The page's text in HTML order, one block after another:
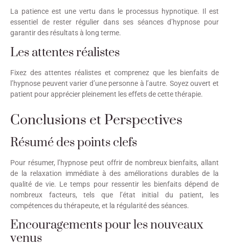
La patience est une vertu dans le processus hypnotique. Il est
essentiel de rester régulier dans ses séances d’hypnose pour
garantir des résultats à long terme.
Les attentes réalistes
Fixez des attentes réalistes et comprenez que les bienfaits de
l’hypnose peuvent varier d’une personne à l’autre. Soyez ouvert et
patient pour apprécier pleinement les effets de cette thérapie.
Conclusions et Perspectives
Résumé des points clefs
Pour résumer, l’hypnose peut offrir de nombreux bienfaits, allant
de la relaxation immédiate à des améliorations durables de la
qualité de vie. Le temps pour ressentir les bienfaits dépend de
nombreux facteurs, tels que l’état initial du patient, les
compétences du thérapeute, et la régularité des séances.
Encouragements pour les nouveaux
venus